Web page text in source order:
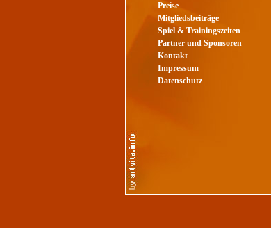
Preise
Mitgliedsbeiträge
Spiel & Trainingszeiten
Partner und Sponsoren
Kontakt
Impressum
Datenschutz